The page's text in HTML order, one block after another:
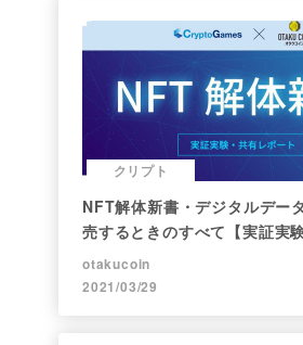
クリプト
NFT解体新書・デジタルデー
売するときのすべて【実証実
ト】
otakucoin
2021/03/29